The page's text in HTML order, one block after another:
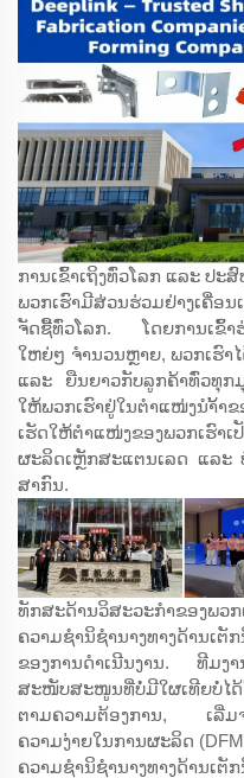
ການເຂົ້າເຖິງທົ່ວໂລກ ແລະ ປະ
ພວກເຮົາມີສ່ວນຮ່ວມຢ່າງເຄື່ອ
ຈັດຊື້ທົ່ວໂລກ. ໂດຍການເຂົ້າ
ໃຫຍ່ໆ ຈຳນວນຫຼາຍ, ພວກເຮົາ
ແລະ ຍືນຍາວກັບລູກຄ້າທົ່ວທຸກ
ໃຫ້ພວກເຮົາຢູ່ໃນຕຳແໜ່ງນຳ້້
ເຮັດໃຫ້ຕຳແໜ່ງຂອງພວກເຮົາ
ຜະລິດເຫຼັກສະແຕນເລດ ແລະ
ສາກົນ.
ທັກສະດ້ານວິສະວະກຳຂອງພວກ
ຄວາມຊຳນິຊຳນາງທາງດ້ານເຕັ
ຂອງການດຳເນີນງານ. ທີມ
ສະໜັບສະໜູນທີ່ບໍ່ມີໃຜເທີຍບໍ່ໄດ້
ຕາມຄວາມຕ້ອງການ, ເລີ່ມຈ
ຄວາມງ່າຍໃນການຜະລິດ
ຄວາມຊຳນິຊຳນາງທາງດ້ານເຕັ